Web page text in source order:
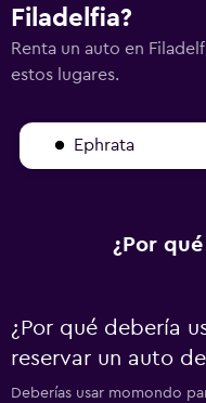
Filadelfia?
Renta un auto en
estos lugares.
Ephrata
¿Por
¿Por qué debería
reservar un auto
Deberías usar momondo